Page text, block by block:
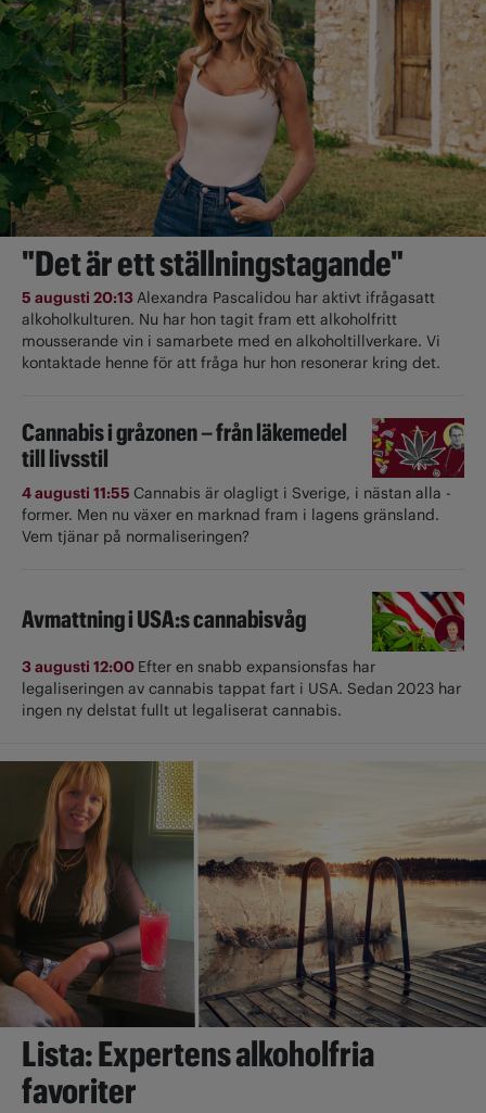
"Det är ett ställningstagande"
5 augusti 20:13Alexandra Pascalidou har aktivt ifrågasatt
alkoholkulturen. Nu har hon tagit fram ett alkoholfritt
mousserande vin i samarbete med en alkoholtillverkare. Vi
kontaktade henne för att fråga hur hon resonerar kring det.
Cannabis i gråzonen – från läkemedel
till livsstil
4 augusti 11:55 Cannabis är olagligt i ­Sverige, i nästan alla ­
former. Men nu växer en marknad fram i lagens gränsland.
Vem tjänar på normaliseringen?
Avmattning i USA:s cannabisvåg
3 augusti 12:00 Efter en snabb expansionsfas har
legaliseringen av cannabis tappat fart i USA. Sedan 2023 har
ingen ny delstat fullt ut ­legaliserat cannabis.
Lista: Expertens alkoholfria
favoriter